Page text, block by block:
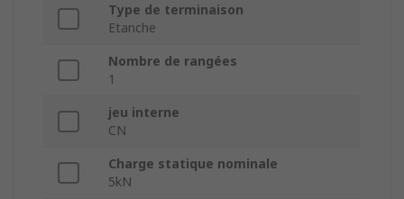
Type de terminaison
Etanche
Nombre de rangées
1
jeu interne
CN
Charge statique nominale
5kN